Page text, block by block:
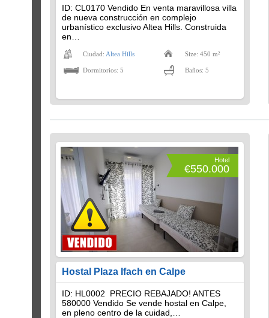
ID: CL0170 Vendido En venta maravillosa villa
de nueva construcción en complejo
urbanístico exclusivo Altea Hills. Construida
en…
Ciudad: Altea Hills Size: 450 m²
Dormitorios: 5 Baños: 5
Hotel
€550.000
Hostal Plaza Ifach en Calpe
ID: HL0002 PRECIO REBAJADO! ANTES
580000 Vendido Se vende hostal en Calpe,
en pleno centro de la cuidad,…